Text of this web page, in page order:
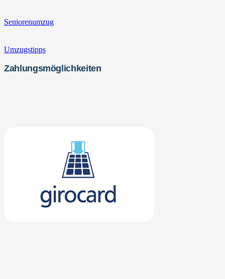
Seniorenumzug
Umzugstipps
Zahlungsmöglichkeiten